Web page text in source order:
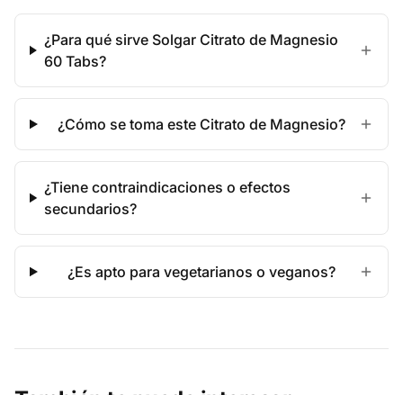
¿Para qué sirve Solgar Citrato de Magnesio
60 Tabs?
¿Cómo se toma este Citrato de Magnesio?
¿Tiene contraindicaciones o efectos
secundarios?
¿Es apto para vegetarianos o veganos?